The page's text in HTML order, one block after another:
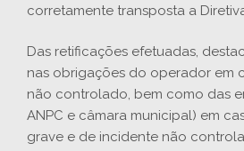
corretamente transposta a Diretiva
Das retificações efetuadas,
nas obrigações do operador em
não controlado, bem como das
ANPC e câmara municipal) em
grave e de incidente não